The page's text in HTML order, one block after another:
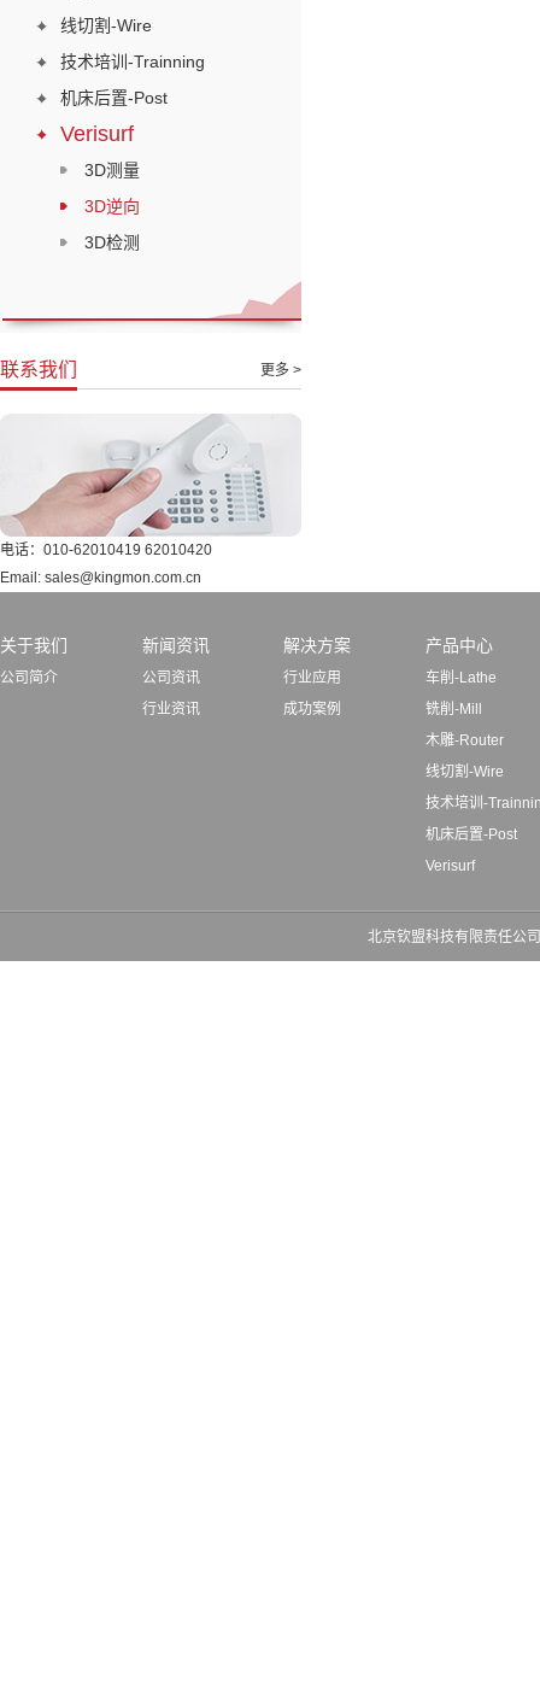
线切割-Wire
技术培训-Trainning
机床后置-Post
Verisurf
3D测量
3D逆向
3D检测
联系我们 更多 >
电话：010-62010419 62010420
Email: sales@kingmon.com.cn
关于我们
公司简介
新闻资讯
公司资讯
行业资讯
解决方案
行业应用
成功案例
产品中心
车削-Lathe
铣削-Mill
木雕-Router
线切割-Wire
技术培训-
机床后置-Post
Verisurf
北京钦盟科技有限责任公